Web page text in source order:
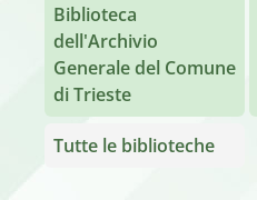
Biblioteca
dell'Archivio
Generale del Comune
di Trieste
Tutte le biblioteche